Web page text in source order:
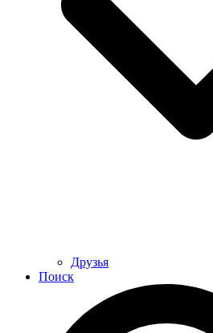
Друзья
Поиск